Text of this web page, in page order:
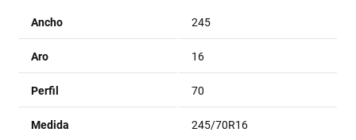
Ancho 245
Aro 16
Perfil 70
Medida 245/70R16